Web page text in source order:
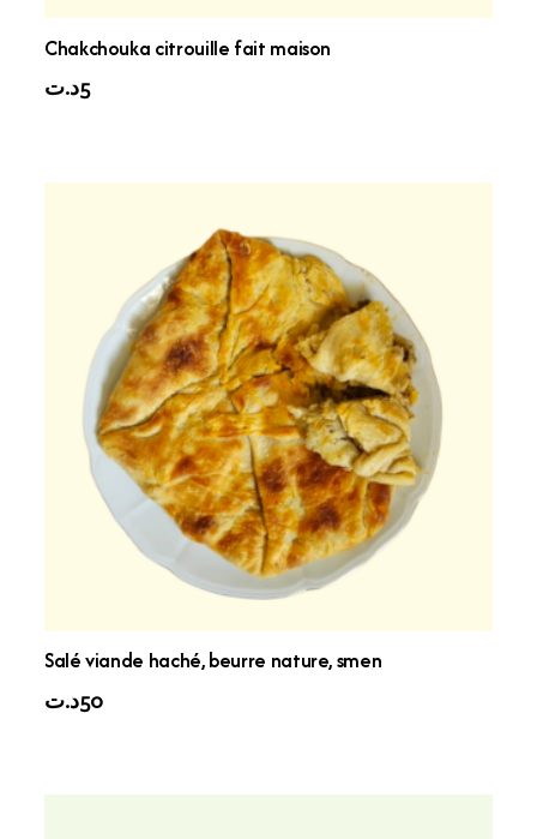
Chakchouka citrouille fait maison
5د.ت
Salé viande haché, beurre nature, smen
50د.ت